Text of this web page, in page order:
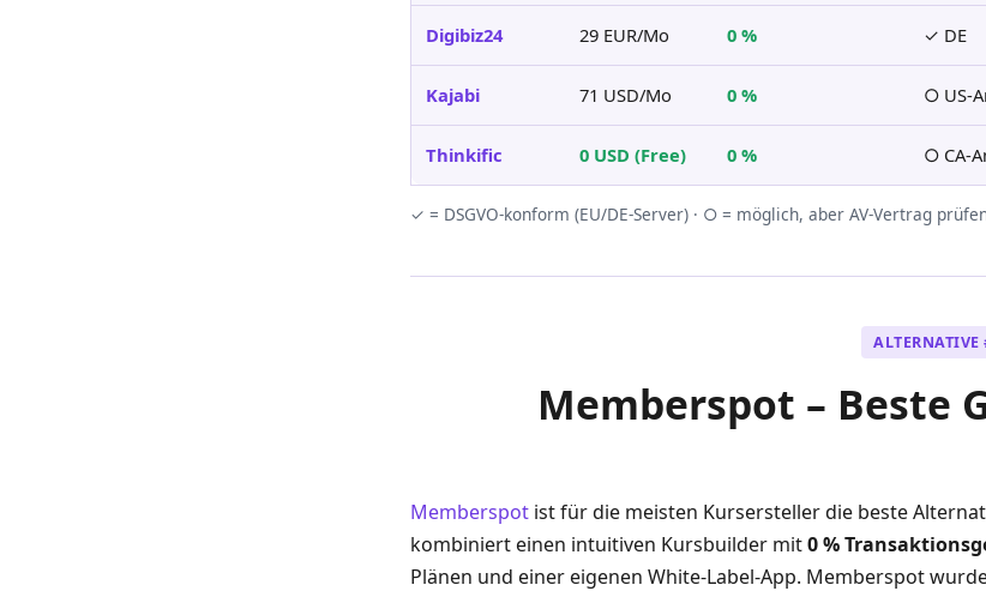
Digibiz24 29 EUR/Mo 0 % ✓ DE
Kajabi 71 USD/Mo 0 % ○ US-
Thinkific 0 USD (Free) 0 % ○ CA-
✓ = DSGVO-konform (EU/DE-Server) · ○ = möglich, aber AV-Vertrag
ALTERNATIVE
Memberspot – Beste
Memberspot ist für die meisten Kursersteller die beste
kombiniert einen intuitiven Kursbuilder mit0 %
Plänen und einer eigenen White-Label-App. Memberspot